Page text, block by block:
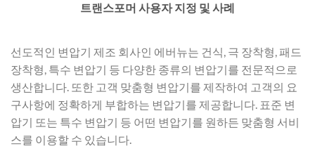
트랜스포머 사용자 지정 및 사례
선도적인 변압기 제조 회사인 에버뉴는 건식, 극 장착형, 패드
장착형, 특수 변압기 등 다양한 종류의 변압기를 전문적으로
생산합니다. 또한 고객 맞춤형 변압기를 제작하여 고객의 요
구사항에 정확하게 부합하는 변압기를 제공합니다. 표준 변
압기 또는 특수 변압기 등 어떤 변압기를 원하든 맞춤형 서비
스를 이용할 수 있습니다.